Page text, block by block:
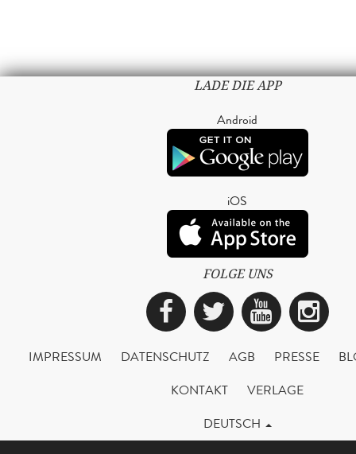
LADE DIE APP
Android
iOS
FOLGE UNS
Facebook
Twitter
IMPRESSUM DATENSCHUTZ AGB PRESSE
KONTAKT
VERLAGE
DEUTSCH